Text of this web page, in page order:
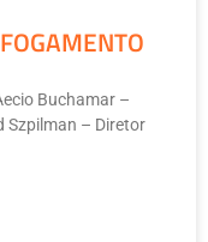
Buchamar –
Szpilman – Diretor